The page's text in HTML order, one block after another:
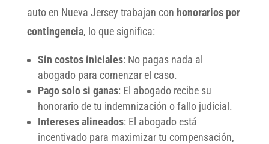
auto en Nueva Jersey trabajan con honorarios por
contingencia, lo que significa:
Sin costos iniciales: No pagas nada al
abogado para comenzar el caso.
Pago solo si ganas: El abogado recibe su
honorario de tu indemnización o fallo judicial.
Intereses alineados: El abogado está
incentivado para maximizar tu compensación,